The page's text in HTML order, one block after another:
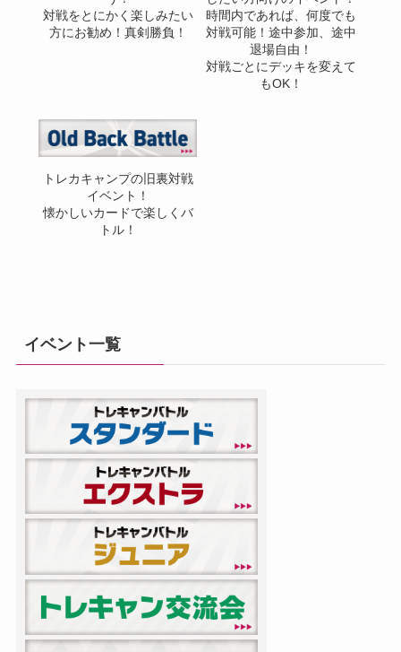
対戦をとにかく楽しみたい
方にお勧め！真剣勝負！
時間内であれば、何度でも
対戦可能！途中参加、途中
退場自由！
対戦ごとにデッキを変えて
もOK！
トレカキャンプの旧裏対戦
イベント！
懐かしいカードで楽しくバ
トル！
イベント一覧